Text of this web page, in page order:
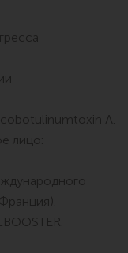
A.
лицо: